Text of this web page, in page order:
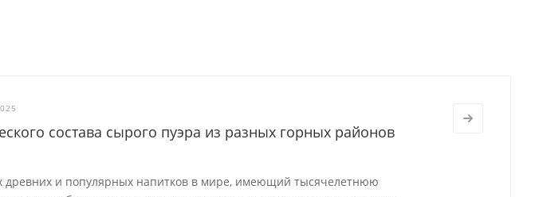
состава сырого пуэра из разных горных районов
и популярных напитков в мире, имеющий тысячелетнюю